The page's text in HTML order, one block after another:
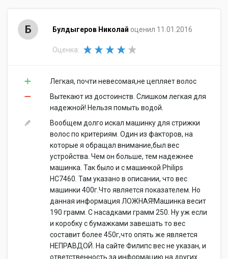
Б Булдыгеров Николай оценил 11.01.2016
Оценка:
Легкая, почти невесомая,не цепляет волос
Вытекают из достоинств. Слишком легкая для
надежной! Нельзя помыть водой.
Вообщем долго искал машинку для стрижки
волос по критериям. Один из факторов, на
которые я обращал внимание,был вес
устройства. Чем он больше, тем надежнее
машинка. Так было и с машинкой Philips
HC7460. Там указано в описании, что вес
машинки 400г.Что является показателем. Но
данная информация ЛОЖНАЯ!Машинка весит
190 грамм. С насадками грамм 250. Ну уж если
и коробку с бумажками завешать то вес
составит более 450г,что опять же является
НЕПРАВДОЙ. На сайте Филипс вес не указан, и
ответственность за информацию на других